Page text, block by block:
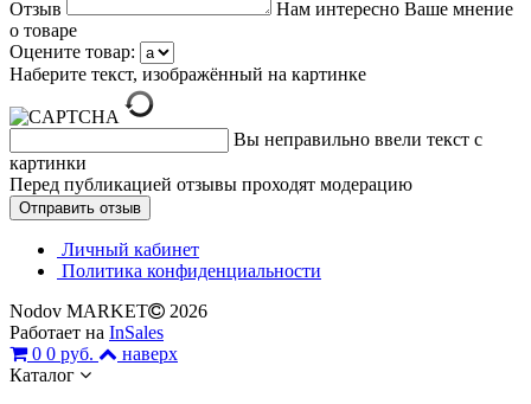
Отзыв
Нам интересно Ваше мнение
о товаре
Оцените товар:
Наберите текст, изображённый на картинке
Вы неправильно ввели текст с
картинки
Перед публикацией отзывы проходят модерацию
Личный кабинет
Политика конфиденциальности
Nodov MARKET
2026
Работает на InSales
0 0 руб.
наверх
Каталог